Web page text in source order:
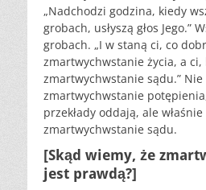
„Nadchodzi godzina, kiedy
grobach, usłyszą głos Jego.”
grobach. „I w staną ci, co
zmartwychwstanie życia, a
zmartwychwstanie sądu.” Nie
zmartwychwstanie
przekłady oddają, ale właśnie
zmartwychwstanie sądu.
[Skąd wiemy, że
jest prawdą?]